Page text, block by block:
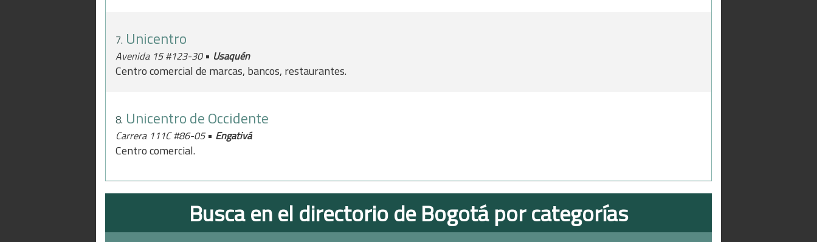
7. Unicentro
Avenida 15 #123-30 • Usaquén
Centro comercial de marcas, bancos, restaurantes.
8. Unicentro de Occidente
Carrera 111C #86-05• Engativá
Centro comercial.
Busca en el directorio de Bogotá por categorías